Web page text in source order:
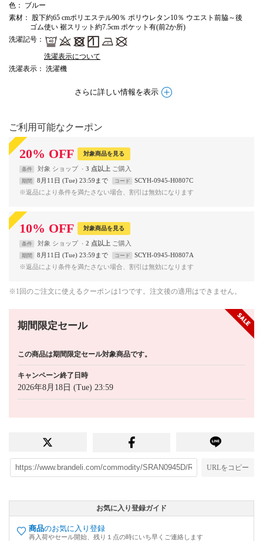
色 ： ブルー
素材 ： 股下約65 cmポリエステル90％ ポリウレタン10％ ウエスト前脇～後
ゴム使い 裾スリット約7.5cm ポケット有(前2か所)
洗濯記号 ：
洗濯表示について
洗濯表示 ： 洗濯機
さらに詳しい情報を表示
ご利用可能なクーポン
20% OFF 対象商品を見る
条件 対象 ショップ 3 点以上
期間 8月11日 (Tue) 23:59まで コード
SCYH-0945-H0807C
※返品により条件を満たさない場合、割引は無効になります
10% OFF 対象商品を見る
条件 対象 ショップ 2 点以上
期間 8月11日 (Tue) 23:59まで コード
SCYH-0945-H0807A
※返品により条件を満たさない場合、割引は無効になります
※1回のご注文に使えるクーポンは1つです。注文後の適用はできません。
期間限定セール
この商品は期間限定セール対象商品です。
キャンペーン終了日時
2026年8月18日 (Tue) 23:59
URLをコピー
お気に入り登録ガイド
商品のお気に入り登録
再入荷やセール開始、残り１点の時にいち早くご連絡します